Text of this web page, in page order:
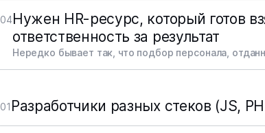
04Нужен HR-ресурс, который готов
ответственность за результат
Нередко бывает так, что подбор персонала,
01 Разработчики разных стеков (JS,